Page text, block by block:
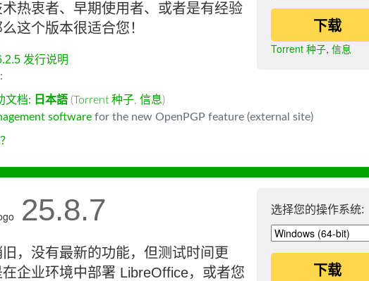
下载
Torrent 种子, 信息
热衷者、早期使用者、或者是有经验
这个版本很适合您！
发行说明
文档: 日本語 (Torrent 种子, 信息)
software for the new OpenPGP feature (external site)
选择您的操作系统:
下载
25.8.7
，没有最新的功能，但测试时间更
企业环境中部署 LibreOffice，或者您